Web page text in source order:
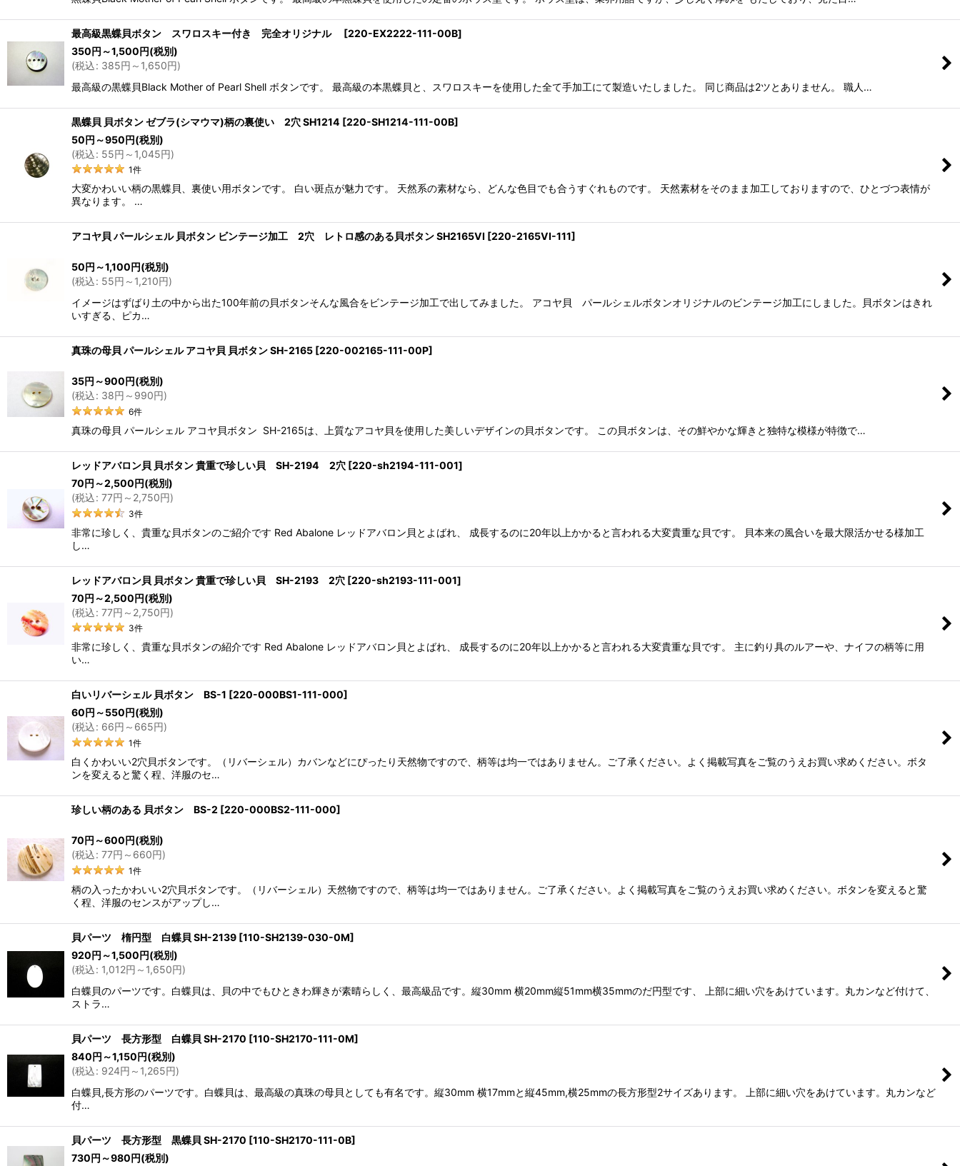
最高級黒蝶貝ボタン スワロスキー付き 完全オリジナル [220-EX2222-111-00B]
350円 ～1,500円(税別)
(税込: 385円 ～1,650円)
最高級の黒蝶貝Black Mother of Pearl Shell ボタンです。 最高級の本黒蝶貝と、スワロスキーを使用した全て手加工にて製造いたしました。 同じ商品は2ツとありません。 職人…
黒蝶貝 貝ボタン ゼブラ(シマウマ)柄の裏使い 2穴 SH1214 [220-SH1214-111-00B]
50円 ～950円(税別)
(税込: 55円 ～1,045円)
1件
大変かわいい柄の黒蝶貝、裏使い用ボタンです。 白い斑点が魅力です。 天然系の素材なら、どんな色目でも合うすぐれものです。 天然素材をそのまま加工しておりますので、ひとづつ表情が
異なります。 …
アコヤ貝 パールシェル 貝ボタン ビンテージ加工 2穴 レトロ感のある貝ボタン SH2165VI [220-2165VI-111]
50円 ～1,100円(税別)
(税込: 55円 ～1,210円)
イメージはずばり土の中から出た100年前の貝ボタンそんな風合をビンテージ加工で出してみました。 アコヤ貝 パールシェルボタンオリジナルのビンテージ加工にしました。貝ボタンはきれ
いすぎる、ピカ…
真珠の母貝 パールシェル アコヤ貝 貝ボタン SH-2165 [220-002165-111-00P]
35円 ～900円(税別)
(税込: 38円 ～990円)
6件
真珠の母貝 パールシェル アコヤ貝ボタン SH-2165は、上質なアコヤ貝を使用した美しいデザインの貝ボタンです。 この貝ボタンは、その鮮やかな輝きと独特な模様が特徴で…
レッドアバロン貝 貝ボタン 貴重で珍しい貝 SH-2194 2穴 [220-sh2194-111-001]
70円 ～2,500円(税別)
(税込: 77円 ～2,750円)
3件
非常に珍しく、貴重な貝ボタンのご紹介です Red Abalone レッドアバロン貝とよばれ、 成長するのに20年以上かかると言われる大変貴重な貝です。 貝本来の風合いを最大限活かせる様加工
し…
レッドアバロン貝 貝ボタン 貴重で珍しい貝 SH-2193 2穴 [220-sh2193-111-001]
70円 ～2,500円(税別)
(税込: 77円 ～2,750円)
3件
非常に珍しく、貴重な貝ボタンの紹介です Red Abalone レッドアバロン貝とよばれ、 成長するのに20年以上かかると言われる大変貴重な貝です。 主に釣り具のルアーや、ナイフの柄等に用
い…
白いリバーシェル 貝ボタン BS-1 [220-000BS1-111-000]
60円 ～550円(税別)
(税込: 66円 ～665円)
1件
白くかわいい2穴貝ボタンです。（リバーシェル）カバンなどにぴったり天然物ですので、柄等は均一ではありません。ご了承ください。よく掲載写真をご覧のうえお買い求めください。ボタ
ンを変えると驚く程、洋服のセ…
珍しい柄のある 貝ボタン BS-2 [220-000BS2-111-000]
70円 ～600円(税別)
(税込: 77円 ～660円)
1件
柄の入ったかわいい2穴貝ボタンです。（リバーシェル）天然物ですので、柄等は均一ではありません。ご了承ください。よく掲載写真をご覧のうえお買い求めください。ボタンを変えると驚
く程、洋服のセンスがアップし…
貝パーツ 楕円型 白蝶貝 SH-2139 [110-SH2139-030-0M]
920円 ～1,500円(税別)
(税込: 1,012円 ～1,650円)
白蝶貝のパーツです。白蝶貝は、貝の中でもひときわ輝きが素晴らしく、最高級品です。縦30mm 横20mm縦51mm横35mmのだ円型です、 上部に細い穴をあけています。丸カンなど付けて、
ストラ…
貝パーツ 長方形型 白蝶貝 SH-2170 [110-SH2170-111-0M]
840円 ～1,150円(税別)
(税込: 924円 ～1,265円)
白蝶貝,長方形のパーツです。白蝶貝は、最高級の真珠の母貝としても有名です。縦30mm 横17mmと縦45mm,横25mmの長方形型2サイズあります。 上部に細い穴をあけています。丸カンなど
付…
貝パーツ 長方形型 黒蝶貝 SH-2170 [110-SH2170-111-0B]
730円 ～980円(税別)